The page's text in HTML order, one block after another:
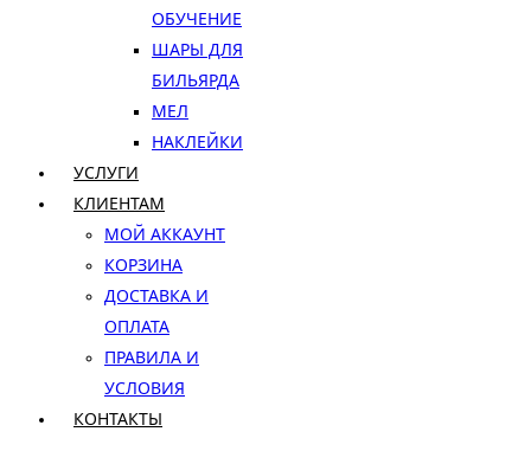
ОБУЧЕНИЕ
ШАРЫ ДЛЯ
БИЛЬЯРДА
МЕЛ
НАКЛЕЙКИ
УСЛУГИ
КЛИЕНТАМ
МОЙ АККАУНТ
КОРЗИНА
ДОСТАВКА И
ОПЛАТА
ПРАВИЛА И
УСЛОВИЯ
КОНТАКТЫ